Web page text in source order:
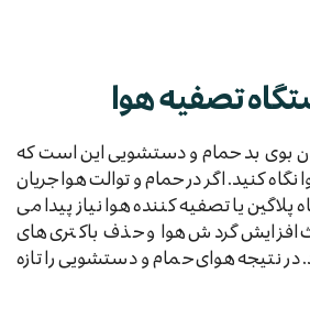
تصفیه هوا
بوی بد حمام و دستشویی این است که
کنید. اگر در حمام و توالت هوا جریان
پلاگین یا تصفیه کننده هوا نیاز پیدا می
افزایش گردش هوا و حذف باکتری های
نتیجه هوای حمام و دستشویی را تازه